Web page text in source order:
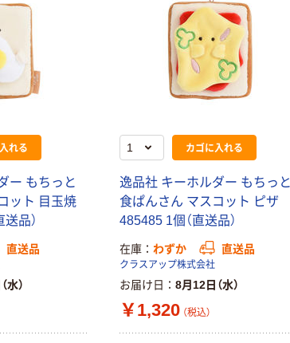
れる
ー もちっと
ット 目玉焼
品）
直送品
水）
カゴに入れる
逸品社 キーホルダー もちっと
食ぱんさん マスコット ピザ
485485 1個（直送品）
在庫 わずか 直送品
クラスアップ株式会社
お届け日 8月12日（水）
￥1,320 （税込）